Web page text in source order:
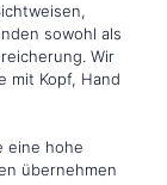
sowohl als
Wir
mit Kopf, Hand
eine hohe
übernehmen